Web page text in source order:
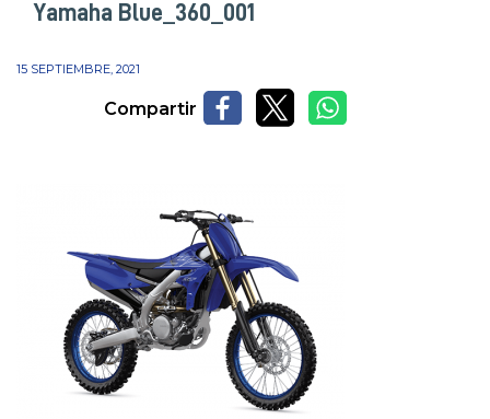
Yamaha Blue_360_001
15 SEPTIEMBRE, 2021
Compartir